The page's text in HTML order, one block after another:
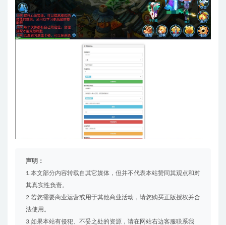
声明：
1.本文部分内容转载自其它媒体，但并不代表本站赞同其观点和对
其真实性负责。
2.若您需要商业运营或用于其他商业活动，请您购买正版授权并合
法使用。
3.如果本站有侵犯、不妥之处的资源，请在网站右边客服联系我